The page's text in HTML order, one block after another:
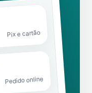
Pix e cartão
Pedido online